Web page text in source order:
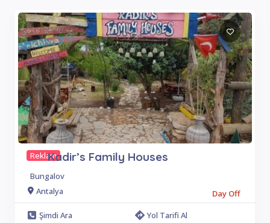
ReklamKadir’s Family Houses
Bungalov
Antalya
Day Off
Şimdi Ara
Yol Tarifi Al